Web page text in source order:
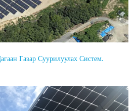
Газар Суурилуулах Систем.